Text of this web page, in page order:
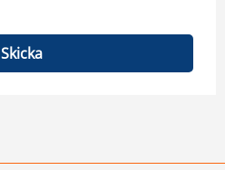
Skicka